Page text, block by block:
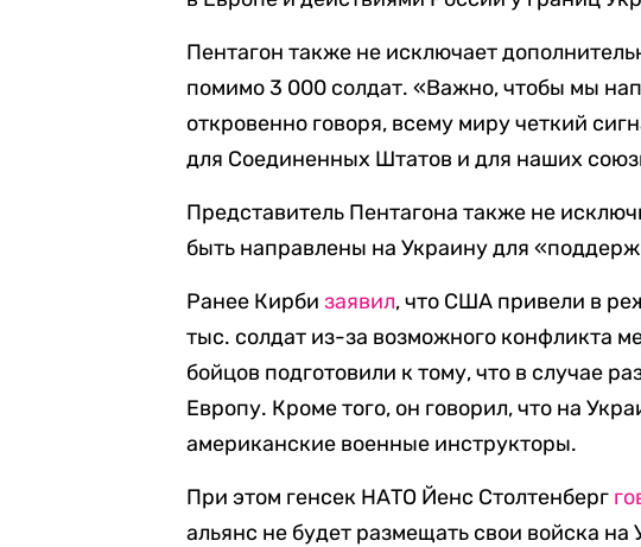
Пентагон также не исключает
помимо 3 000 солдат. «Важно, чтобы мы
откровенно говоря, всему миру четкий
для Соединенных Штатов и для наших
Представитель Пентагона также не
быть направлены на Украину для
Ранее Кирбизаявил, что США привели в
тыс. солдат из-за возможного конфликта
бойцов подготовили к тому, что в случае
Европу. Кроме того, он говорил, что на
американские военные инструкторы.
При этом генсек НАТО Йенс Столтенберг
альянс не будет размещать свои войска на